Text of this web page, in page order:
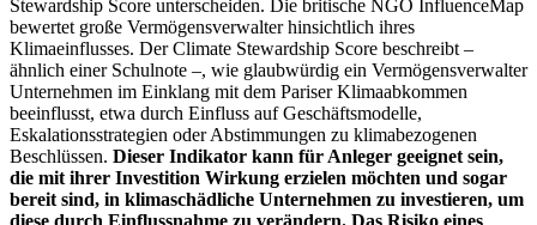
Stewardship Score unterscheiden. Die britische NGO InfluenceMap
bewertet große Vermögensverwalter hinsichtlich ihres
Klimaeinflusses. Der Climate Stewardship Score beschreibt –
ähnlich einer Schulnote –, wie glaubwürdig ein Vermögensverwalter
Unternehmen im Einklang mit dem Pariser Klimaabkommen
beeinflusst, etwa durch Einfluss auf Geschäftsmodelle,
Eskalationsstrategien oder Abstimmungen zu klimabezogenen
Beschlüssen. Dieser Indikator kann für Anleger geeignet sein,
die mit ihrer Investition Wirkung erzielen möchten und sogar
bereit sind, in klimaschädliche Unternehmen zu investieren, um